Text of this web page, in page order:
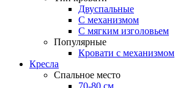
Двуспальные
С механизмом
С мягким изголовьем
Популярные
Кровати с механизмом
Кресла
Спальное место
70-80 см